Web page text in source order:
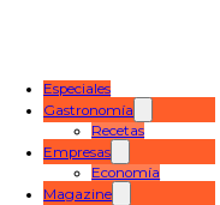
Especiales
Gastronomía
Recetas
Empresas
Economía
Magazine